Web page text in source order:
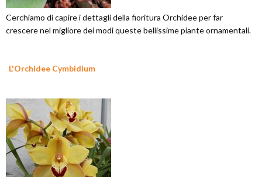
Cerchiamo di capire i dettagli della fioritura Orchidee per far
crescere nel migliore dei modi queste bellissime piante ornamentali.
L'Orchidee Cymbidium